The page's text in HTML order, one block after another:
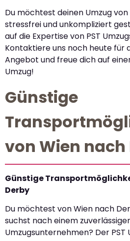
Du möchtest deinen Umzug
stressfrei und unkompliziert
auf die Expertise von PST
Kontaktiere uns noch heute für
Angebot und freue dich auf
Umzug!
Günstige
von Wien nach
Günstige
Derby
Du möchtest von Wien nach
suchst nach einem
Umzugsunternehmen? Der PST